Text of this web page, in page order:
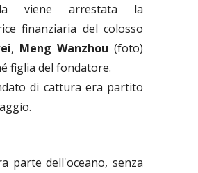
viene arrestata la
finanziaria del colosso
, Meng Wanzhou (foto)
figlia del fondatore.
di cattura era partito
parte dell'oceano, senza